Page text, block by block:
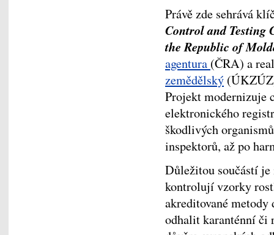
Právě zde sehrává
Control and Testing
the Republic of
agentura (ČRA) a
zemědělský
Projekt modernizuje
elektronického
škodlivých
inspektorů, až po
Důležitou součástí
kontrolují vzorky
akreditované
odhalit karanténní či